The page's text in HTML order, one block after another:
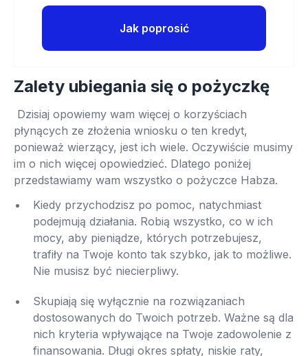
Jak poprosić
Zalety ubiegania się o pożyczkę
Dzisiaj opowiemy wam więcej o korzyściach
płynących ze złożenia wniosku o ten kredyt,
ponieważ wierzący, jest ich wiele. Oczywiście musimy
im o nich więcej opowiedzieć. Dlatego poniżej
przedstawiamy wam wszystko o pożyczce Habza.
Kiedy przychodzisz po pomoc, natychmiast
podejmują działania. Robią wszystko, co w ich
mocy, aby pieniądze, których potrzebujesz,
trafiły na Twoje konto tak szybko, jak to możliwe.
Nie musisz być niecierpliwy.
Skupiają się wyłącznie na rozwiązaniach
dostosowanych do Twoich potrzeb. Ważne są dla
nich kryteria wpływające na Twoje zadowolenie z
finansowania. Długi okres spłaty, niskie raty,